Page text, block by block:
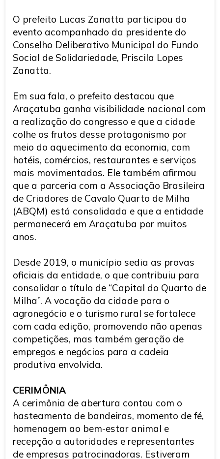
O prefeito Lucas Zanatta participou do
evento acompanhado da presidente do
Conselho Deliberativo Municipal do Fundo
Social de Solidariedade, Priscila Lopes
Zanatta.
Em sua fala, o prefeito destacou que
Araçatuba ganha visibilidade nacional com
a realização do congresso e que a cidade
colhe os frutos desse protagonismo por
meio do aquecimento da economia, com
hotéis, comércios, restaurantes e serviços
mais movimentados. Ele também afirmou
que a parceria com a Associação Brasileira
de Criadores de Cavalo Quarto de Milha
(ABQM) está consolidada e que a entidade
permanecerá em Araçatuba por muitos
anos.
Desde 2019, o município sedia as provas
oficiais da entidade, o que contribuiu para
consolidar o título de “Capital do Quarto de
Milha”. A vocação da cidade para o
agronegócio e o turismo rural se fortalece
com cada edição, promovendo não apenas
competições, mas também geração de
empregos e negócios para a cadeia
produtiva envolvida.
CERIMÔNIA
A cerimônia de abertura contou com o
hasteamento de bandeiras, momento de fé,
homenagem ao bem-estar animal e
recepção a autoridades e representantes
de empresas patrocinadoras. Estiveram